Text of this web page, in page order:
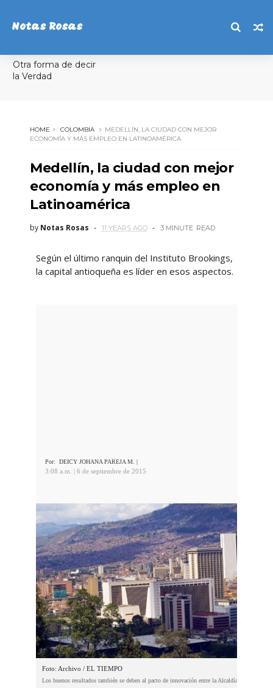
Notas Rosas
Otra forma de decir
la Verdad
HOME COLOMBIA
MEDELLÍN, LA CIUDAD CON MEJOR
ECONOMÍA Y MÁS EMPLEO EN LATINOAMÉRICA
Medellín, la ciudad con mejor
economía y más empleo en
Latinoamérica
by Notas Rosas 11 YEARS AGO 3 MINUTE READ
Según el último ranquin del Instituto Brookings,
la capital antioqueña es líder en esos aspectos.
Por: DEICY JOHANA PAREJA M. |
3:08 a.m. | 6 de septiembre de 2015
Foto: Archivo / EL TIEMPO